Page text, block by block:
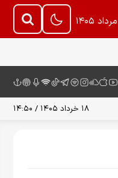
۱۸ خرداد ۱۴۰۵ / ۱۴:۵۰